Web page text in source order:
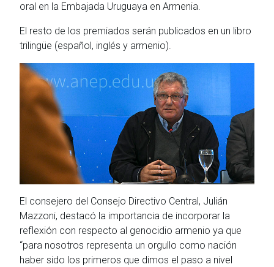
oral en la Embajada Uruguaya en Armenia.
El resto de los premiados serán publicados en un libro
trilingüe (español, inglés y armenio).
El consejero del Consejo Directivo Central, Julián
Mazzoni, destacó la importancia de incorporar la
reflexión con respecto al genocidio armenio ya que
“para nosotros representa un orgullo como nación
haber sido los primeros que dimos el paso a nivel